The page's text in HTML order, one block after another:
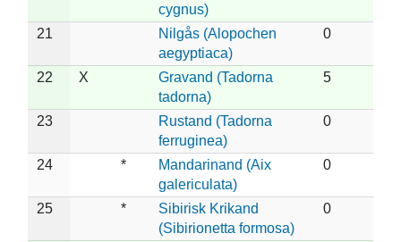
cygnus)
21
Nilgås (Alopochen
aegyptiaca)
0
22 X
Gravand (Tadorna
tadorna)
5
23
Rustand (Tadorna
ferruginea)
0
24 *
Mandarinand (Aix
galericulata)
0
25 *
Sibirisk Krikand
(Sibirionetta formosa)
0